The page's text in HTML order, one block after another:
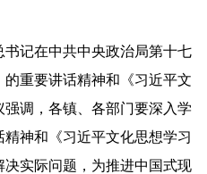
记在中共中央政治局第十七
重要讲话精神和《习近平文
调，各镇、各部门要深入学
神和《习近平文化思想学习
实际问题，为推进中国式现